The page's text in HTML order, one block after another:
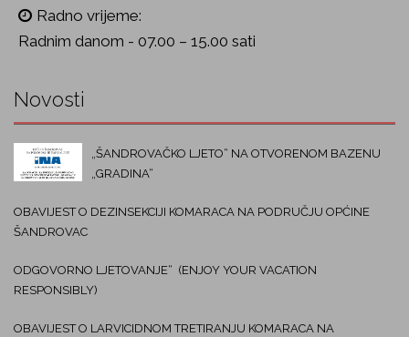
Radno vrijeme:
Radnim danom - 07.00 – 15.00 sati
Novosti
„ŠANDROVAČKO LJETO“ NA OTVORENOM BAZENU
„GRADINA“
OBAVIJEST O DEZINSEKCIJI KOMARACA NA PODRUČJU OPĆINE
ŠANDROVAC
ODGOVORNO LJETOVANJE“ (ENJOY YOUR VACATION
RESPONSIBLY)
OBAVIJEST O LARVICIDNOM TRETIRANJU KOMARACA NA